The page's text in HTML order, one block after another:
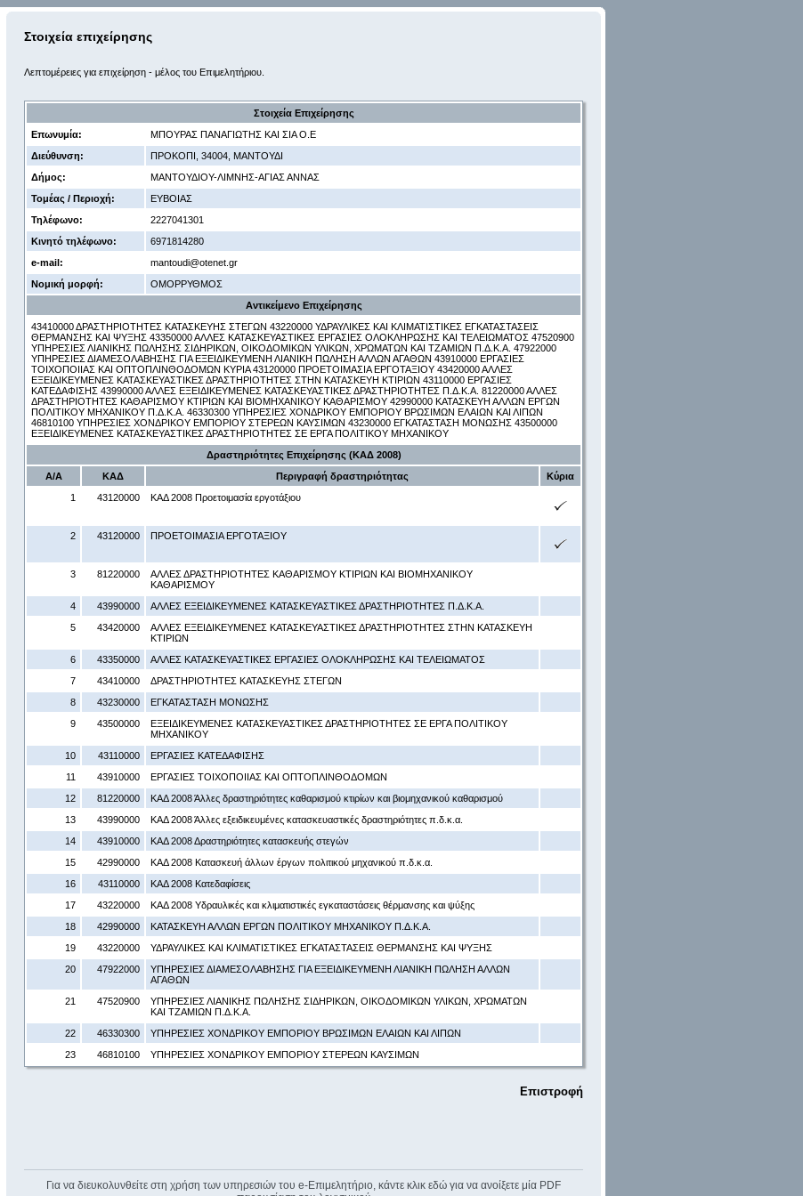
Στοιχεία επιχείρησης
Λεπτομέρειες για επιχείρηση - μέλος του Επιμελητήριου.
Στοιχεία Επιχείρησης
Επωνυμία:
ΜΠΟΥΡΑΣ ΠΑΝΑΓΙΩΤΗΣ ΚΑΙ ΣΙΑ Ο.Ε
Διεύθυνση:
ΠΡΟΚΟΠΙ, 34004, ΜΑΝΤΟΥΔΙ
Δήμος:
ΜΑΝΤΟΥΔΙΟΥ-ΛΙΜΝΗΣ-ΑΓΙΑΣ ΑΝΝΑΣ
Τομέας / Περιοχή:
ΕΥΒΟΙΑΣ
Τηλέφωνο:
2227041301
Κινητό τηλέφωνο:
6971814280
e-mail:
mantoudi@otenet.gr
Νομική μορφή:
ΟΜΟΡΡΥΘΜΟΣ
Αντικείμενο Επιχείρησης
43410000 ΔΡΑΣΤΗΡΙΟΤΗΤΕΣ ΚΑΤΑΣΚΕΥΗΣ ΣΤΕΓΩΝ 43220000 ΥΔΡΑΥΛΙΚΕΣ ΚΑΙ ΚΛΙΜΑΤΙΣΤΙΚΕΣ ΕΓΚΑΤΑΣΤΑΣΕΙΣ
ΘΕΡΜΑΝΣΗΣ ΚΑΙ ΨΥΞΗΣ 43350000 ΑΛΛΕΣ ΚΑΤΑΣΚΕΥΑΣΤΙΚΕΣ ΕΡΓΑΣΙΕΣ ΟΛΟΚΛΗΡΩΣΗΣ ΚΑΙ ΤΕΛΕΙΩΜΑΤΟΣ 47520900
ΥΠΗΡΕΣΙΕΣ ΛΙΑΝΙΚΗΣ ΠΩΛΗΣΗΣ ΣΙΔΗΡΙΚΩΝ, ΟΙΚΟΔΟΜΙΚΩΝ ΥΛΙΚΩΝ, ΧΡΩΜΑΤΩΝ ΚΑΙ ΤΖΑΜΙΩΝ Π.Δ.Κ.Α. 47922000
ΥΠΗΡΕΣΙΕΣ ΔΙΑΜΕΣΟΛΑΒΗΣΗΣ ΓΙΑ ΕΞΕΙΔΙΚΕΥΜΕΝΗ ΛΙΑΝΙΚΗ ΠΩΛΗΣΗ ΑΛΛΩΝ ΑΓΑΘΩΝ 43910000 ΕΡΓΑΣΙΕΣ
ΤΟΙΧΟΠΟΙΙΑΣ ΚΑΙ ΟΠΤΟΠΛΙΝΘΟΔΟΜΩΝ ΚΥΡΙΑ 43120000 ΠΡΟΕΤΟΙΜΑΣΙΑ ΕΡΓΟΤΑΞΙΟΥ 43420000 ΑΛΛΕΣ
ΕΞΕΙΔΙΚΕΥΜΕΝΕΣ ΚΑΤΑΣΚΕΥΑΣΤΙΚΕΣ ΔΡΑΣΤΗΡΙΟΤΗΤΕΣ ΣΤΗΝ ΚΑΤΑΣΚΕΥΗ ΚΤΙΡΙΩΝ 43110000 ΕΡΓΑΣΙΕΣ
ΚΑΤΕΔΑΦΙΣΗΣ 43990000 ΑΛΛΕΣ ΕΞΕΙΔΙΚΕΥΜΕΝΕΣ ΚΑΤΑΣΚΕΥΑΣΤΙΚΕΣ ΔΡΑΣΤΗΡΙΟΤΗΤΕΣ Π.Δ.Κ.Α. 81220000 ΑΛΛΕΣ
ΔΡΑΣΤΗΡΙΟΤΗΤΕΣ ΚΑΘΑΡΙΣΜΟΥ ΚΤΙΡΙΩΝ ΚΑΙ ΒΙΟΜΗΧΑΝΙΚΟΥ ΚΑΘΑΡΙΣΜΟΥ 42990000 ΚΑΤΑΣΚΕΥΗ ΑΛΛΩΝ ΕΡΓΩΝ
ΠΟΛΙΤΙΚΟΥ ΜΗΧΑΝΙΚΟΥ Π.Δ.Κ.Α. 46330300 ΥΠΗΡΕΣΙΕΣ ΧΟΝΔΡΙΚΟΥ ΕΜΠΟΡΙΟΥ ΒΡΩΣΙΜΩΝ ΕΛΑΙΩΝ ΚΑΙ ΛΙΠΩΝ
46810100 ΥΠΗΡΕΣΙΕΣ ΧΟΝΔΡΙΚΟΥ ΕΜΠΟΡΙΟΥ ΣΤΕΡΕΩΝ ΚΑΥΣΙΜΩΝ 43230000 ΕΓΚΑΤΑΣΤΑΣΗ ΜΟΝΩΣΗΣ 43500000
ΕΞΕΙΔΙΚΕΥΜΕΝΕΣ ΚΑΤΑΣΚΕΥΑΣΤΙΚΕΣ ΔΡΑΣΤΗΡΙΟΤΗΤΕΣ ΣΕ ΕΡΓΑ ΠΟΛΙΤΙΚΟΥ ΜΗΧΑΝΙΚΟΥ
Δραστηριότητες Επιχείρησης (ΚΑΔ 2008)
Α/Α
ΚΑΔ Περιγραφή δραστηριότητας
Κύρια
1
43120000 ΚΑΔ 2008 Προετοιμασία εργοτάξιου
2 43120000 ΠΡΟΕΤΟΙΜΑΣΙΑ ΕΡΓΟΤΑΞΙΟΥ
3 81220000
ΑΛΛΕΣ ΔΡΑΣΤΗΡΙΟΤΗΤΕΣ ΚΑΘΑΡΙΣΜΟΥ ΚΤΙΡΙΩΝ ΚΑΙ ΒΙΟΜΗΧΑΝΙΚΟΥ
ΚΑΘΑΡΙΣΜΟΥ
4
43990000
ΑΛΛΕΣ ΕΞΕΙΔΙΚΕΥΜΕΝΕΣ ΚΑΤΑΣΚΕΥΑΣΤΙΚΕΣ ΔΡΑΣΤΗΡΙΟΤΗΤΕΣ Π.Δ.Κ.Α.
5
43420000
ΑΛΛΕΣ ΕΞΕΙΔΙΚΕΥΜΕΝΕΣ ΚΑΤΑΣΚΕΥΑΣΤΙΚΕΣ ΔΡΑΣΤΗΡΙΟΤΗΤΕΣ ΣΤΗΝ ΚΑΤΑΣΚΕΥΗ
ΚΤΙΡΙΩΝ
6
43350000
ΑΛΛΕΣ ΚΑΤΑΣΚΕΥΑΣΤΙΚΕΣ ΕΡΓΑΣΙΕΣ ΟΛΟΚΛΗΡΩΣΗΣ ΚΑΙ ΤΕΛΕΙΩΜΑΤΟΣ
7
43410000
ΔΡΑΣΤΗΡΙΟΤΗΤΕΣ ΚΑΤΑΣΚΕΥΗΣ ΣΤΕΓΩΝ
8
43230000
ΕΓΚΑΤΑΣΤΑΣΗ ΜΟΝΩΣΗΣ
9
43500000
ΕΞΕΙΔΙΚΕΥΜΕΝΕΣ ΚΑΤΑΣΚΕΥΑΣΤΙΚΕΣ ΔΡΑΣΤΗΡΙΟΤΗΤΕΣ ΣΕ ΕΡΓΑ ΠΟΛΙΤΙΚΟΥ
ΜΗΧΑΝΙΚΟΥ
10
43110000
ΕΡΓΑΣΙΕΣ ΚΑΤΕΔΑΦΙΣΗΣ
11
43910000
ΕΡΓΑΣΙΕΣ ΤΟΙΧΟΠΟΙΙΑΣ ΚΑΙ ΟΠΤΟΠΛΙΝΘΟΔΟΜΩΝ
12
81220000
ΚΑΔ 2008 Άλλες δραστηριότητες καθαρισμού κτιρίων και βιομηχανικού καθαρισμού
13
43990000
ΚΑΔ 2008 Άλλες εξειδικευμένες κατασκευαστικές δραστηριότητες π.δ.κ.α.
14
43910000
ΚΑΔ 2008 Δραστηριότητες κατασκευής στεγών
15
42990000
ΚΑΔ 2008 Κατασκευή άλλων έργων πολιτικού μηχανικού π.δ.κ.α.
16
43110000
ΚΑΔ 2008 Κατεδαφίσεις
17
43220000
ΚΑΔ 2008 Υδραυλικές και κλιματιστικές εγκαταστάσεις θέρμανσης και ψύξης
18
42990000
ΚΑΤΑΣΚΕΥΗ ΑΛΛΩΝ ΕΡΓΩΝ ΠΟΛΙΤΙΚΟΥ ΜΗΧΑΝΙΚΟΥ Π.Δ.Κ.Α.
19
43220000
ΥΔΡΑΥΛΙΚΕΣ ΚΑΙ ΚΛΙΜΑΤΙΣΤΙΚΕΣ ΕΓΚΑΤΑΣΤΑΣΕΙΣ ΘΕΡΜΑΝΣΗΣ ΚΑΙ ΨΥΞΗΣ
20
47922000
ΥΠΗΡΕΣΙΕΣ ΔΙΑΜΕΣΟΛΑΒΗΣΗΣ ΓΙΑ ΕΞΕΙΔΙΚΕΥΜΕΝΗ ΛΙΑΝΙΚΗ ΠΩΛΗΣΗ ΑΛΛΩΝ
ΑΓΑΘΩΝ
21
47520900
ΥΠΗΡΕΣΙΕΣ ΛΙΑΝΙΚΗΣ ΠΩΛΗΣΗΣ ΣΙΔΗΡΙΚΩΝ, ΟΙΚΟΔΟΜΙΚΩΝ ΥΛΙΚΩΝ, ΧΡΩΜΑΤΩΝ
ΚΑΙ ΤΖΑΜΙΩΝ Π.Δ.Κ.Α.
22
46330300
ΥΠΗΡΕΣΙΕΣ ΧΟΝΔΡΙΚΟΥ ΕΜΠΟΡΙΟΥ ΒΡΩΣΙΜΩΝ ΕΛΑΙΩΝ ΚΑΙ ΛΙΠΩΝ
23
46810100 ΥΠΗΡΕΣΙΕΣ ΧΟΝΔΡΙΚΟΥ ΕΜΠΟΡΙΟΥ ΣΤΕΡΕΩΝ ΚΑΥΣΙΜΩΝ
Επιστροφή
Για να διευκολυνθείτε στη χρήση των υπηρεσιών του e-Επιμελητήριο, κάντε κλικ εδώ για να ανοίξετε μία PDF